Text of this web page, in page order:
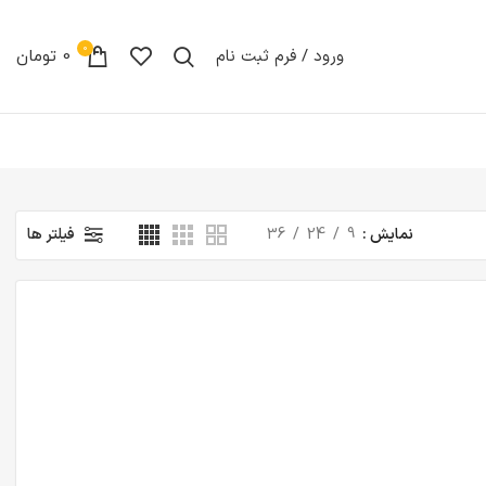
ورود / فرم ثبت نام 0 تومان 0
نمایش 9
24
36 فیلتر ها